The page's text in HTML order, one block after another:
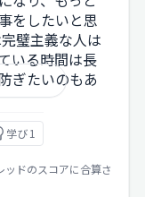
をしたいと思
璧主義な人は
いる時間は長
ぎたいのもあ
学び 1
ドのスコアに合算さ